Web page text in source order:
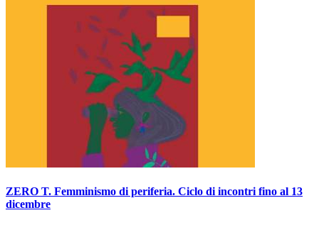
ZERO T. Femminismo di periferia. Ciclo di incontri fino al 13
dicembre